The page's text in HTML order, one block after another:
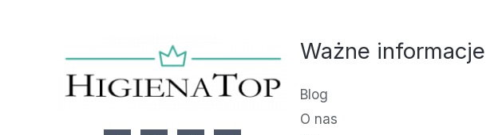
Ważne informacje
Blog
O nas